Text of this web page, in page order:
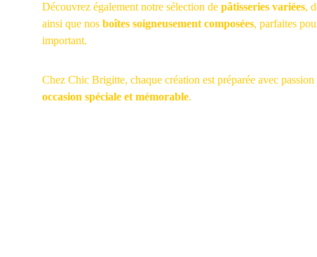
Découvrez également notre sélection de pâtisseries variées,
ainsi que nos boîtes soigneusement composées, parfaites
important.
Chez Chic Brigitte, chaque création est préparée avec
occasion spéciale et mémorable.